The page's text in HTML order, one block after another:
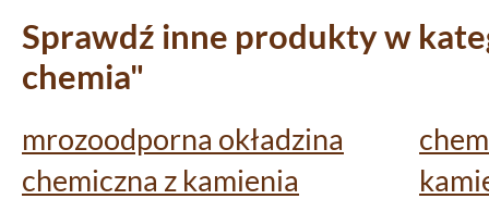
Sprawdź inne produkty w
chemia"
mrozoodporna okładzina
chemiczna z kamienia